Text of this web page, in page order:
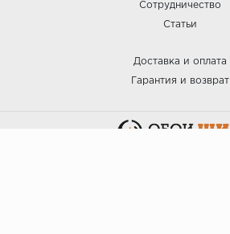
Сотрудничество
Статьи
Доставка и оплата
Гарантия и возврат